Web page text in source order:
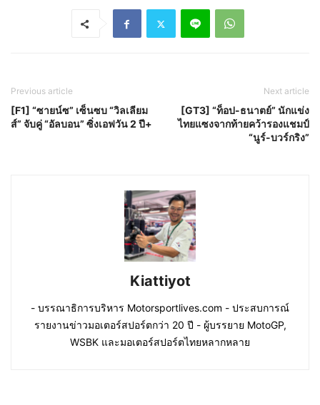
Previous article
[F1] “ซายน์ซ” เซ็นซบ “วิลเลียม
ส์” จับคู่ “อัลบอน” ซิ่งเอฟวัน 2 ปี+
Next article
[GT3] “ท็อป-ธนาตย์” นักแข่ง
ไทยแซงจากท้ายคว้ารองแชมป์
“นูร์-บวร์กริง”
Kiattiyot
- บรรณาธิการบริหาร Motorsportlives.com - ประสบการณ์
รายงานข่าวมอเตอร์สปอร์ตกว่า 20 ปี - ผู้บรรยาย MotoGP,
WSBK และมอเตอร์สปอร์ตไทยหลากหลาย